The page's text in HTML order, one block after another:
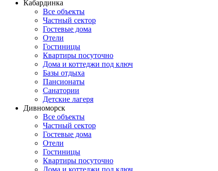
Кабардинка
Все объекты
Частный сектор
Гостевые дома
Отели
Гостиницы
Квартиры посуточно
Дома и коттеджи под ключ
Базы отдыха
Пансионаты
Санатории
Детские лагеря
Дивноморск
Все объекты
Частный сектор
Гостевые дома
Отели
Гостиницы
Квартиры посуточно
Дома и коттеджи под ключ